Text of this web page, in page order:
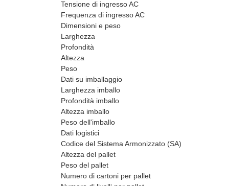
Tensione di ingresso AC
Frequenza di ingresso AC
Dimensioni e peso
Larghezza
Profondità
Altezza
Peso
Dati su imballaggio
Larghezza imballo
Profondità imballo
Altezza imballo
Peso dell'imballo
Dati logistici
Codice del Sistema Armonizzato (SA)
Altezza del pallet
Peso del pallet
Numero di cartoni per pallet